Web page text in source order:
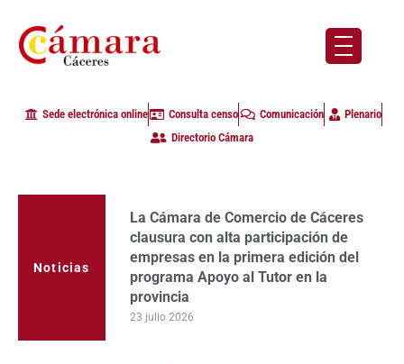
Sede electrónica online Consulta censo Comunicación
Plenario
Directorio Cámara
Noticias
La Cámara de Comercio de Cáceres
clausura con alta participación de
empresas en la primera edición del
programa Apoyo al Tutor en la
provincia
23 julio 2026